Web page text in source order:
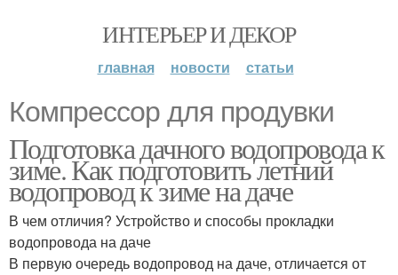
ИНТЕРЬЕР И ДЕКОР
главная новости статьи
Компрессор для продувки
Подготовка дачного водопровода к
зиме. Как подготовить летний
водопровод к зиме на даче
В чем отличия? Устройство и способы прокладки
водопровода на даче
В первую очередь водопровод на даче, отличается от